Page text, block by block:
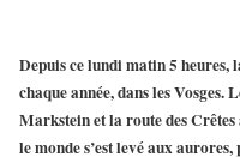
Depuis ce lundi matin 5 heures,
chaque année, dans les Vosges.
Marksteinet laroute des Crêtes
le monde s’est levé aux